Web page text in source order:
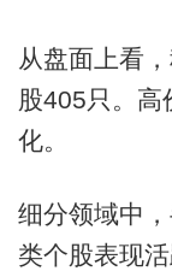
从盘面上看
股405只。高
化。
细分领域中
类个股表现